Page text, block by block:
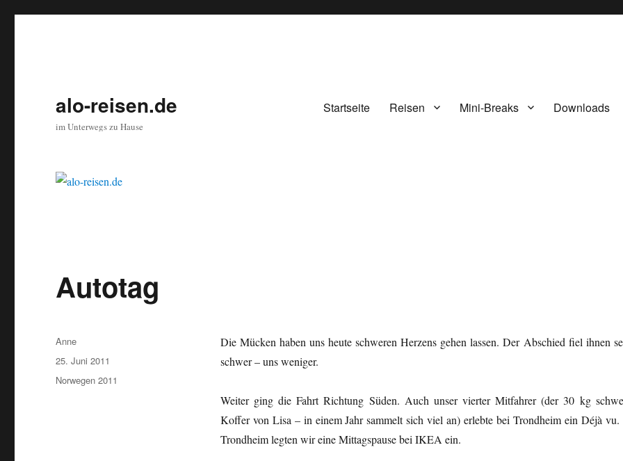
alo-reisen.de
im Unterwegs zu Hause
Startseite Reisen Mini-Breaks Downloads
Autotag
Die Mücken haben uns heute schweren Herzens gehen lassen. Der Abschied fiel ihnen
schwer – uns weniger.
Weiter ging die Fahrt Richtung Süden. Auch unser vierter Mitfahrer (der 30 kg
Koffer von Lisa – in einem Jahr sammelt sich viel an) erlebte bei Trondheim ein Déjà vu.
Trondheim legten wir eine Mittagspause bei IKEA ein.
Autor
Anne
Veröffentlicht
am
25. Juni 2011
Kategorien
Norwegen 2011